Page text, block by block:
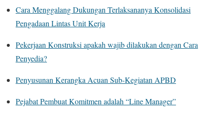
Cara Menggalang Dukungan Terlaksananya Konsolidasi
Pengadaan Lintas Unit Kerja
Pekerjaan Konstruksi apakah wajib dilakukan dengan Cara
Penyedia?
Penyusunan Kerangka Acuan Sub-Kegiatan APBD
Pejabat Pembuat Komitmen adalah “Line Manager”